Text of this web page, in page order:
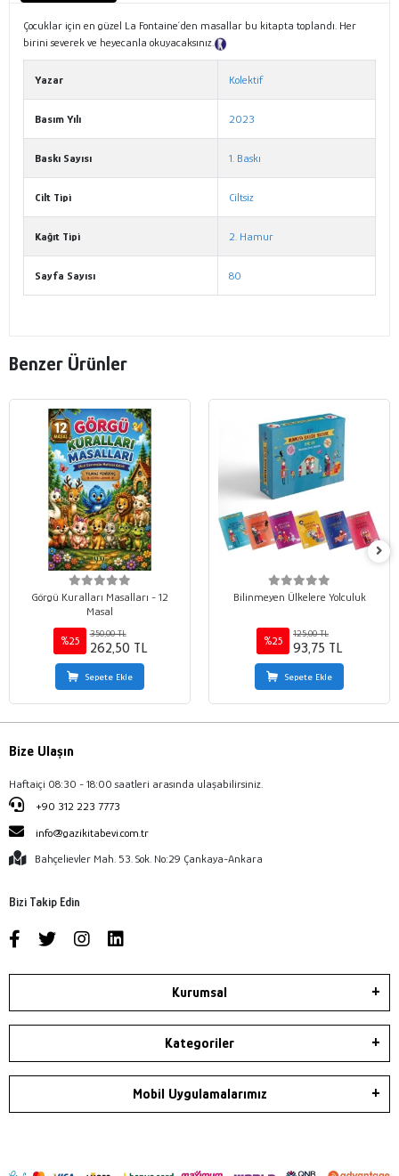
Çocuklar için en güzel La Fontaine´den masallar bu kitapta toplandı. Her
birini severek ve heyecanla okuyacaksınız.
Yazar Kolektif
Basım Yılı 2023
Baskı Sayısı 1. Baskı
Cilt Tipi Ciltsiz
Kağıt Tipi 2. Hamur
Sayfa Sayısı 80
Benzer Ürünler
Görgü Kuralları Masalları - 12
Masal
%25
350,00 TL
262,50 TL
Sepete Ekle
Bilinmeyen Ülkelere Yolculuk
%25
125,00 TL
93,75 TL
Sepete Ekle
Bize Ulaşın
Haftaiçi 08:30 - 18:00 saatleri arasında ulaşabilirsiniz.
+90 312 223 7773
info@gazikitabevi.com.tr
Bahçelievler Mah. 53. Sok. No:29 Çankaya-Ankara
Bizi Takip Edin
Kurumsal
Kategoriler
Mobil Uygulamalarımız